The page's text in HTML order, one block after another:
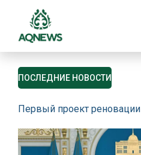
ПОСЛЕДНИЕ НОВОСТИ
Первый проект